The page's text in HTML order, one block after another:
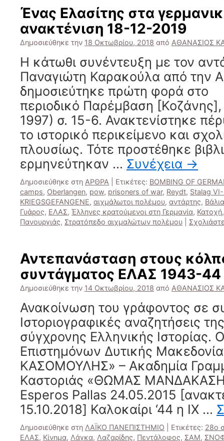
Ένας Ελασίτης στα
ανακτένιση 18-12-2019
Δημοσιεύθηκε την 18 Οκτωβρίου, 2018 από ΑΘΑΝΑΣΙΟΣ
Η κάτωθι συνέντευξη με τον
Παναγιώτη Καρακούλα από την
δημοσιεύτηκε πρώτη φορά στο
περιοδικό Παρέμβαση [Κοζάνης],
1997) σ. 15-6. Ανακτενίστηκε
το ιστορικό περικείμενο και
πλουσίως. Τότε προστέθηκε
ερμηνεύτηκαν … Συνέχεια →
Δημοσιεύθηκε στη ΑΡΘΡΑ Ετικέτες: BOMBING OF
camps, Oberlangen, pow, prisoners of war, Reydt, Stalag
KRIEGSGEFANGENE, αιχμάλωτοι πολέμου, αντάρτης,
Γυάρος, ΕΛΑΣ, Έλληνες κρατούμενοι στη Γερμανία, Κατοχή
Πανουργιάς, Στρατόπεδο αιχμαλώτων πολέμου
Αντεπανάσταση στους
συντάγματος ΕΛΑΣ 1943-44
Δημοσιεύθηκε την 14 Οκτωβρίου, 2018 από ΑΘΑΝΑΣΙΟΣ
Ανακοίνωση του γράφοντος σε
Ιστοριογραφικές αναζητήσεις
σύγχρονης Ελληνικής
Επιστημόνων Δυτικής
ΚΑΣΟΜΟΥΛΗΣ» – Ακαδημία
Καστοριάς «ΘΩΜΑΣ
Esperos Pallas 24.05.2015
15.10.2018] Καλοκαίρι ‘44 η ΙΧ …
Δημοσιεύθηκε στη ΛΑΪΚΟ ΠΑΝΕΠΙΣΤΗΜΙΟ Ετικέτες: 28ο
ΕΛΑΣ, Κίνημα, Λάγκα, Λαζαρίδης, Πεντάλοφος, ΣΑΜ,